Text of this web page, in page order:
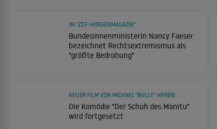
Bundesinnenministerin Nancy Faeser
bezeichnet Rechtsextremismus als
"größte Bedrohung"
IM "ZDF-MORGENMAGAZIN"
Die Komödie "Der Schuh des Manitu"
wird fortgesetzt
NEUER FILM VON MICHAEL "BULLY" HERBIG